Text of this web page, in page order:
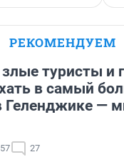
РЕКОМЕНДУЕМ
туристы и
в самый
Геленджике —
27